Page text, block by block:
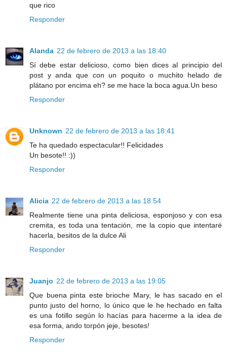
que rico
Responder
Alanda 22 de febrero de 2013 a las 18:40
Sí debe estar delicioso, como bien dices al principio del
post y anda que con un poquito o muchito helado de
plátano por encima eh? se me hace la boca agua.Un beso
Responder
Unknown 22 de febrero de 2013 a las 18:41
Te ha quedado espectacular!! Felicidades
Un besote!! :))
Responder
Alicia 22 de febrero de 2013 a las 18:54
Realmente tiene una pinta deliciosa, esponjoso y con esa
cremita, es toda una tentación, me la copio que intentaré
hacerla, besitos de la dulce Ali
Responder
Juanjo 22 de febrero de 2013 a las 19:05
Que buena pinta este brioche Mary, le has sacado en el
punto justo del horno, lo único que le he hechado en falta
es una fotillo según lo hacías para hacerme a la idea de
esa forma, ando torpón jeje, besotes!
Responder